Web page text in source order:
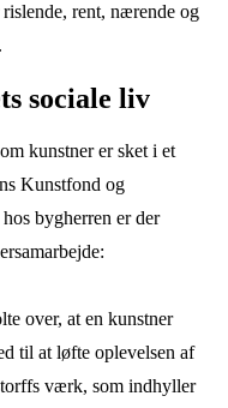
rent, nærende og
sociale liv
kunstner er sket i et
Kunstfond og
bygherren er der
over, at en kunstner
til at løfte oplevelsen af
værk, som indhyller